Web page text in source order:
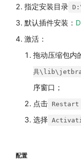
指定安装目录
默认插件安装：
激活：
拖动压缩包内
具
序窗口；
点击 Restart
选择
配置